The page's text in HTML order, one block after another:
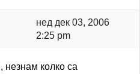
нед дек 03, 2006
2:25 pm
незнам колко са